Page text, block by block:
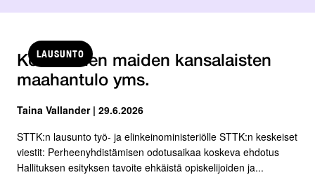
LAUSUNTO
Kolmansien maiden kansalaisten
maahantulo yms.
Taina Vallander | 29.6.2026
STTK:n lausunto työ- ja elinkeinoministeriölle STTK:n keskeiset
viestit: Perheenyhdistämisen odotusaikaa koskeva ehdotus
Hallituksen esityksen tavoite ehkäistä opiskelijoiden ja...